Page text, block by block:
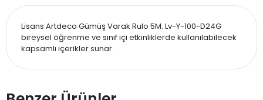
Lisans Artdeco Gümüş Varak Rulo 5M. Lv-Y-100-D24G
bireysel öğrenme ve sınıf içi etkinliklerde kullanılabilecek
kapsamlı içerikler sunar.